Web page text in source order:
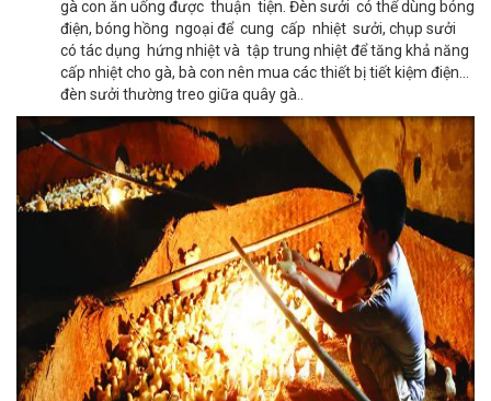
gà con ăn uống được thuận tiện. Đèn sưởi có thể dùng bóng
điện, bóng hồng ngoại để cung cấp nhiệt sưởi, chụp sưởi
có tác dụng hứng nhiệt và tập trung nhiệt để tăng khả năng
cấp nhiệt cho gà, bà con nên mua các thiết bị tiết kiệm điện…
đèn sưởi thường treo giữa quây gà..